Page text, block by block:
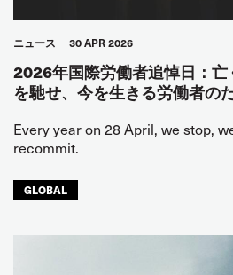
ニュース 30 APR 2026
2026年国際労働者追悼日：
を馳せ、今を生きる労働者の
Every year on 28 April, we stop,
recommit.
GLOBAL